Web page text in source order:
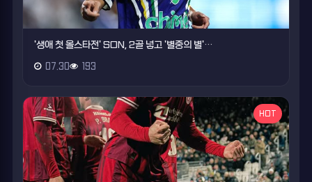
'생애 첫 올스타전' SON, 2골 넣고 '별중의 별'…
07.30 193
HOT